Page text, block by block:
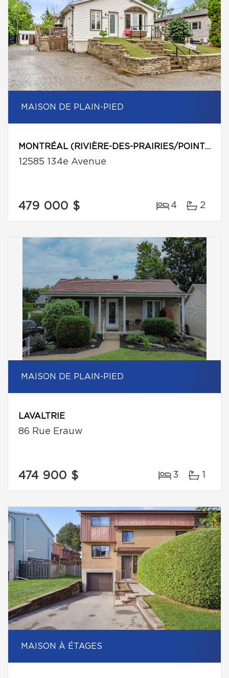
MAISON DE PLAIN-PIED
MONTRÉAL (RIVIÈRE-DES-PRAIRIES/POINTE-AUX-TREMBLES)
12585 134e Avenue
479 000 $ 4 2
MAISON DE PLAIN-PIED
LAVALTRIE
86 Rue Erauw
474 900 $ 3 1
MAISON À ÉTAGES